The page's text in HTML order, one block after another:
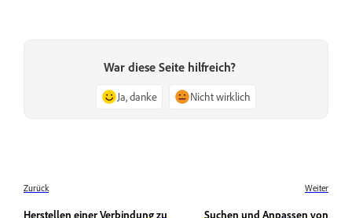
War diese Seite hilfreich?
Ja, danke Nicht wirklich
Zurück
Herstellen einer Verbindung zu
Weiter
Suchen und Anpassen von